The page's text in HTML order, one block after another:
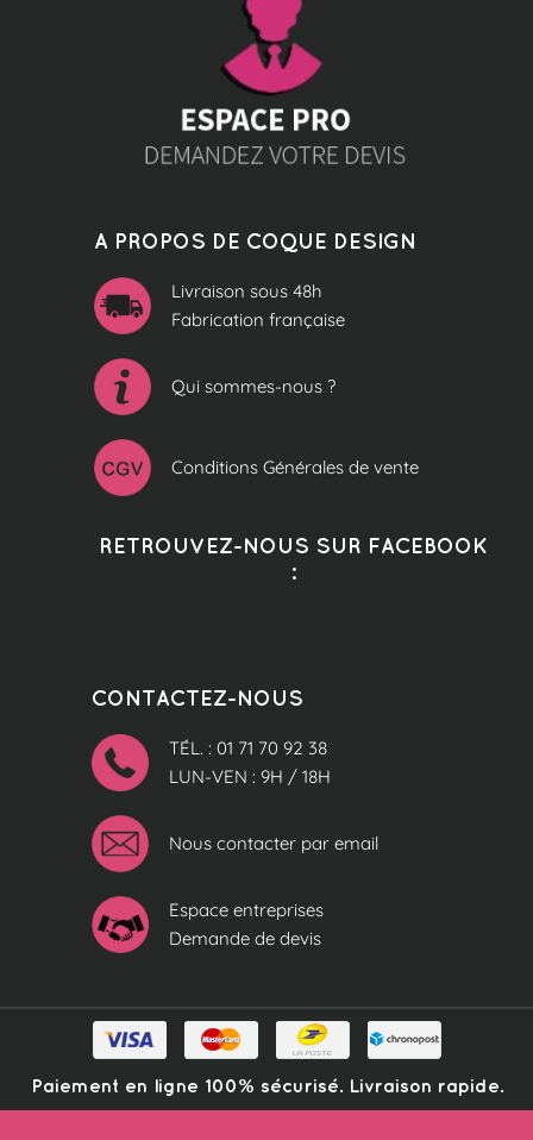
A PROPOS DE COQUE DESIGN
Livraison sous 48h
Fabrication française
Qui sommes-nous ?
Conditions Générales de vente
RETROUVEZ-NOUS SUR FACEBOOK
:
CONTACTEZ-NOUS
TÉL. : 01 71 70 92 38
LUN-VEN : 9H / 18H
Nous contacter par email
Espace entreprises
Demande de devis
Paiement en ligne 100% sécurisé. Livraison rapide.